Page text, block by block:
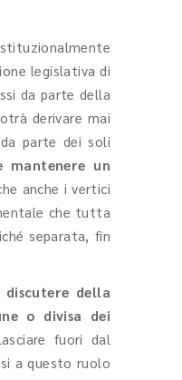
legislativa di
da parte della
derivare mai
parte dei soli
mantenere un
anche i vertici
che tutta
separata, fin
discutere della
o divisa dei
fuori dal
a questo ruolo